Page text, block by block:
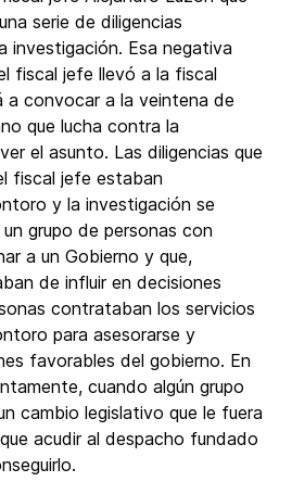
serie de diligencias
investigación. Esa negativa
fiscal jefe llevó a la fiscal
a convocar a la veintena de
que lucha contra la
el asunto. Las diligencias que
fiscal jefe estaban
y la investigación se
grupo de personas con
a un Gobierno y que,
de influir en decisiones
contrataban los servicios
para asesorarse y
favorables del gobierno. En
cuando algún grupo
cambio legislativo que le fuera
acudir al despacho fundado